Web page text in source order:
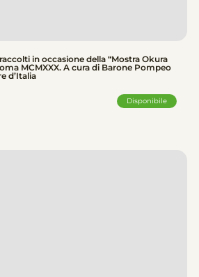
in occasione della “Mostra Okura
MCMXXX. A cura di Barone Pompeo
d’Italia
Disponibile